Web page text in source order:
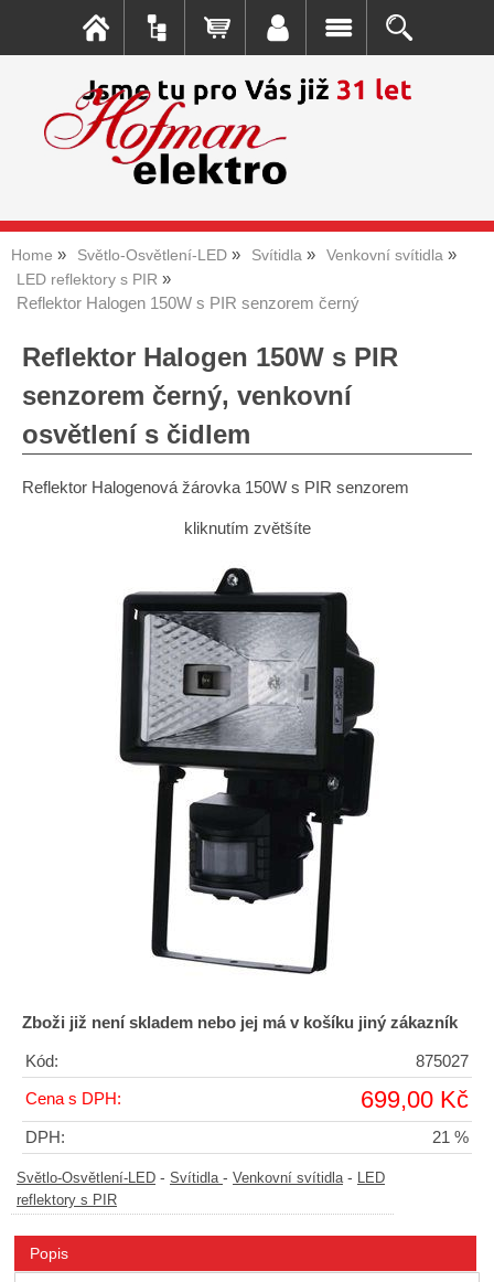
Home Světlo-Osvětlení-LED Svítidla
Venkovní svítidla
LED reflektory s PIR
Reflektor Halogen 150W s PIR senzorem černý
Reflektor Halogen 150W s PIR
senzorem černý, venkovní
osvětlení s čidlem
Reflektor Halogenová žárovka 150W s PIR senzorem
kliknutím zvětšíte
Zboži již není skladem nebo jej má v košíku jiný zákazník
Kód: 875027
Cena s DPH: 699,00 Kč
DPH: 21 %
Světlo-Osvětlení-LED - Svítidla - Venkovní svítidla- LED
reflektory s PIR
Popis